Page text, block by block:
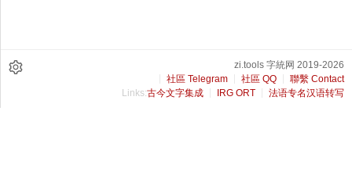
zi.tools 字統网 2019-2026
社區 Telegram
社區 QQ
聯繫 Contact
Links:古今文字集成 IRG ORT 法语专名汉语转写